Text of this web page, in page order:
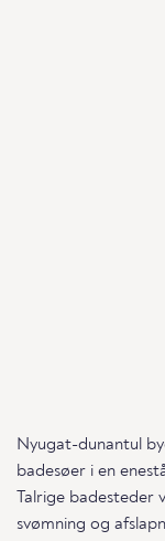
Nyugat-dunantul
badesøer i en
Talrige
svømning og